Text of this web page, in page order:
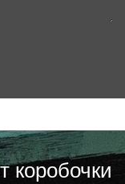
коробочки